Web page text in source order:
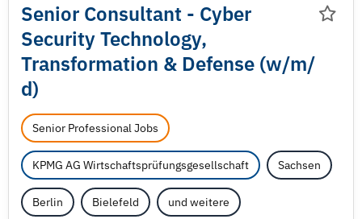
Senior Consultant - Cyber
Security Technology,
Transformation & Defense (w/m/
d)
Senior Professional Jobs
KPMG AG Wirtschaftsprüfungsgesellschaft Sachsen
Berlin Bielefeld und weitere